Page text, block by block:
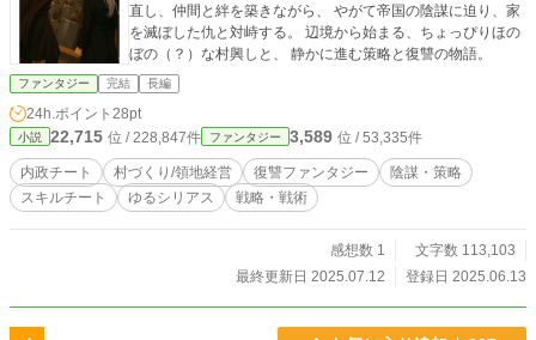
直し、仲間と絆を築きながら、 やがて帝国の陰謀に迫り、家
を滅ぼした仇と対峙する。 辺境から始まる、ちょっぴりほの
ぼの（？）な村興しと、 静かに進む策略と復讐の物語。
ファンタジー 完結 長編
24h.ポイント 28pt
小説 22,715 位 / 228,847件 ファンタジー 3,589 位 / 53,335件
内政チート 村づくり/領地経営 復讐ファンタジー
陰謀・策略
スキルチート
ゆるシリアス 戦略・戦術
感想数 1
文字数 113,103
最終更新日 2025.07.12
登録日 2025.06.13